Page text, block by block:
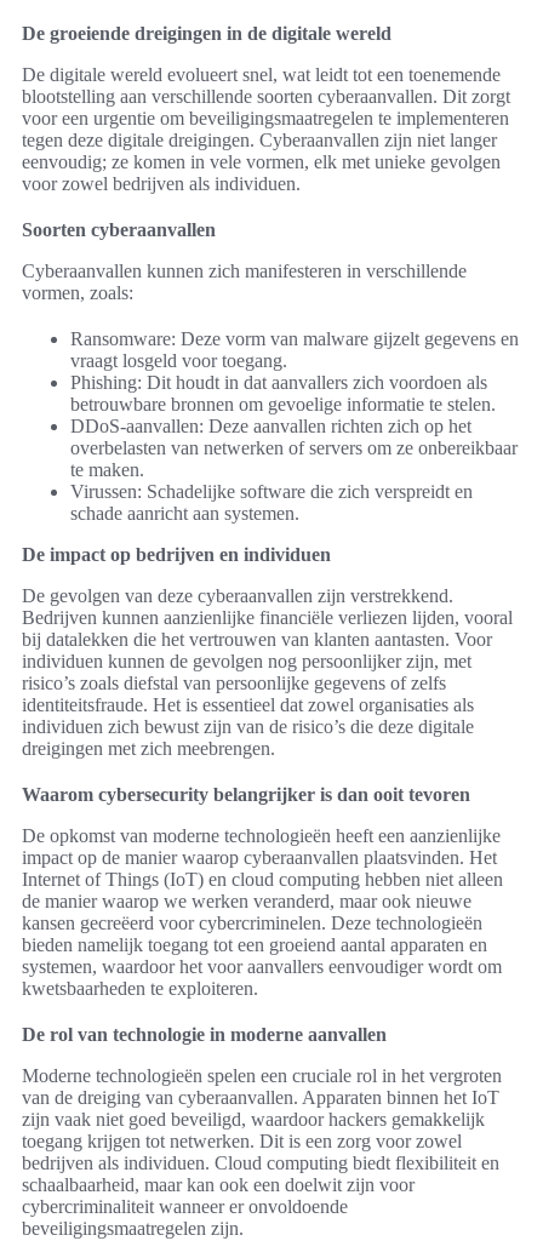
De groeiende dreigingen in de digitale wereld
De digitale wereld evolueert snel, wat leidt tot een toenemende
blootstelling aan verschillende soorten cyberaanvallen. Dit zorgt
voor een urgentie om beveiligingsmaatregelen te implementeren
tegen deze digitale dreigingen. Cyberaanvallen zijn niet langer
eenvoudig; ze komen in vele vormen, elk met unieke gevolgen
voor zowel bedrijven als individuen.
Soorten cyberaanvallen
Cyberaanvallen kunnen zich manifesteren in verschillende
vormen, zoals:
Ransomware: Deze vorm van malware gijzelt gegevens en
vraagt losgeld voor toegang.
Phishing: Dit houdt in dat aanvallers zich voordoen als
betrouwbare bronnen om gevoelige informatie te stelen.
DDoS-aanvallen: Deze aanvallen richten zich op het
overbelasten van netwerken of servers om ze onbereikbaar
te maken.
Virussen: Schadelijke software die zich verspreidt en
schade aanricht aan systemen.
De impact op bedrijven en individuen
De gevolgen van deze cyberaanvallen zijn verstrekkend.
Bedrijven kunnen aanzienlijke financiële verliezen lijden, vooral
bij datalekken die het vertrouwen van klanten aantasten. Voor
individuen kunnen de gevolgen nog persoonlijker zijn, met
risico’s zoals diefstal van persoonlijke gegevens of zelfs
identiteitsfraude. Het is essentieel dat zowel organisaties als
individuen zich bewust zijn van de risico’s die deze digitale
dreigingen met zich meebrengen.
Waarom cybersecurity belangrijker is dan ooit tevoren
De opkomst van moderne technologieën heeft een aanzienlijke
impact op de manier waarop cyberaanvallen plaatsvinden. Het
Internet of Things (IoT) en cloud computing hebben niet alleen
de manier waarop we werken veranderd, maar ook nieuwe
kansen gecreëerd voor cybercriminelen. Deze technologieën
bieden namelijk toegang tot een groeiend aantal apparaten en
systemen, waardoor het voor aanvallers eenvoudiger wordt om
kwetsbaarheden te exploiteren.
De rol van technologie in moderne aanvallen
Moderne technologieën spelen een cruciale rol in het vergroten
van de dreiging van cyberaanvallen. Apparaten binnen het IoT
zijn vaak niet goed beveiligd, waardoor hackers gemakkelijk
toegang krijgen tot netwerken. Dit is een zorg voor zowel
bedrijven als individuen. Cloud computing biedt flexibiliteit en
schaalbaarheid, maar kan ook een doelwit zijn voor
cybercriminaliteit wanneer er onvoldoende
beveiligingsmaatregelen zijn.